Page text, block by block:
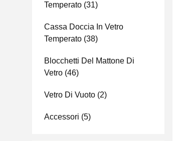
Temperato (31)
Cassa Doccia In Vetro
Temperato (38)
Blocchetti Del Mattone Di
Vetro (46)
Vetro Di Vuoto (2)
Accessori (5)